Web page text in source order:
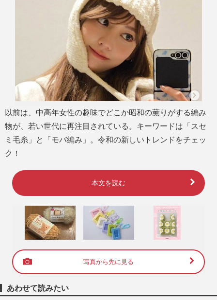
以前は、中高年女性の趣味でどこか昭和の薫りがする編み
物が、若い世代に再注目されている。キーワードは「スセ
ミ毛糸」と「モバ編み」。令和の新しいトレンドをチェッ
ク！
本文を読む
写真から先に見る
あわせて読みたい